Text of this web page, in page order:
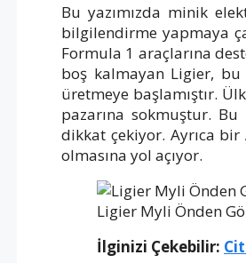
Bu yazımızda minik
bilgilendirme yapmaya
Formula 1 araçlarına
boş kalmayan Ligier,
üretmeye başlamıştır.
pazarına sokmuştur.
dikkat çekiyor. Ayrıca
olmasına yol açıyor.
Ligier Myli Önden
İlginizi Çekebilir: